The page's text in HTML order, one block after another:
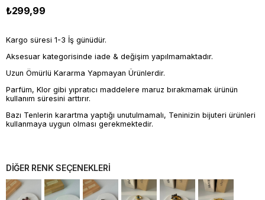
₺299,99
Kargo süresi 1-3 İş günüdür.
Aksesuar kategorisinde iade & değişim yapılmamaktadır.
Uzun Ömürlü Kararma Yapmayan Ürünlerdir.
Parfüm, Klor gibi yıpratıcı maddelere maruz bırakmamak ürünün
kullanım süresini arttırır.
Bazı Tenlerin karartma yaptığı unutulmamalı, Teninizin bijuteri ürünleri
kullanmaya uygun olması gerekmektedir.
DİĞER RENK SEÇENEKLERİ